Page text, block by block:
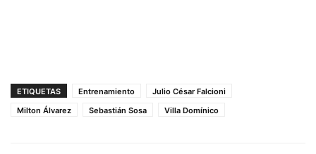
ETIQUETAS Entrenamiento
Julio César Falcioni
Milton Álvarez
Sebastián Sosa Villa Domínico